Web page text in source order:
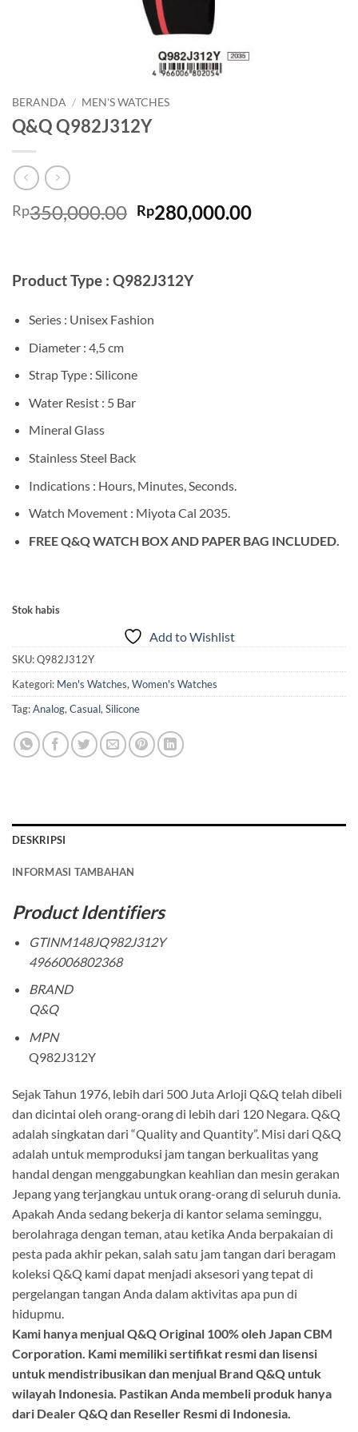
BERANDA / MEN'S WATCHES
Q&Q Q982J312Y
Rp350,000.00 Harga
aslinya
Rp350,000.00.
Rp280,000.00Harga
Product Type : Q982J312Y
Series : Unisex Fashion
Diameter : 4,5 cm
Strap Type : Silicone
Water Resist : 5 Bar
Mineral Glass
Stainless Steel Back
Indications : Hours, Minutes, Seconds.
Watch Movement : Miyota Cal 2035.
FREE Q&Q WATCH BOX AND PAPER BAG INCLUDED.
Stok habis
Add to Wishlist
SKU:Q982J312Y
Kategori: Men's Watches, Women's Watches
Tag:Analog, Casual, Silicone
DESKRIPSI
INFORMASI TAMBAHAN
Product Identifiers
GTINM148JQ982J312Y
4966006802368
BRAND
Q&Q
MPN
Q982J312Y
Sejak Tahun 1976, lebih dari 500 Juta Arloji Q&Q telah dibeli
dan dicintai oleh orang-orang di lebih dari 120 Negara. Q&Q
adalah singkatan dari “Quality and Quantity”. Misi dari Q&Q
adalah untuk memproduksi jam tangan berkualitas yang
handal dengan menggabungkan keahlian dan mesin gerakan
Jepang yang terjangkau untuk orang-orang di seluruh dunia.
Apakah Anda sedang bekerja di kantor selama seminggu,
berolahraga dengan teman, atau ketika Anda berpakaian di
pesta pada akhir pekan, salah satu jam tangan dari beragam
koleksi Q&Q kami dapat menjadi aksesori yang tepat di
pergelangan tangan Anda dalam aktivitas apa pun di
hidupmu.
Kami hanya menjual Q&Q Original 100% oleh Japan CBM
Corporation. Kami memiliki sertifikat resmi dan lisensi
untuk mendistribusikan dan menjual Brand Q&Q untuk
wilayah Indonesia. Pastikan Anda membeli produk hanya
dari Dealer Q&Q dan Reseller Resmi di Indonesia.